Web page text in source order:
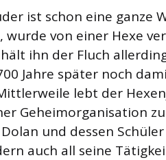
ist schon eine ganze
von einer Hexe
ihn der Fluch
Jahre später noch
lebt der
Geheimorganisation
und dessen
auch all seine